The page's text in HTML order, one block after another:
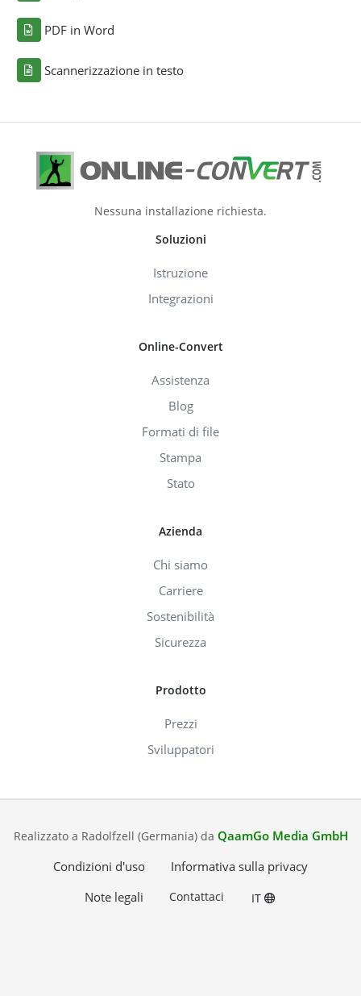
PDF in Word
Scannerizzazione in testo
Nessuna installazione richiesta.
Soluzioni
Istruzione
Integrazioni
Online-Convert
Assistenza
Blog
Formati di file
Stampa
Stato
Azienda
Chi siamo
Carriere
Sostenibilità
Sicurezza
Prodotto
Prezzi
Sviluppatori
Realizzato a Radolfzell (Germania) da QaamGo Media GmbH
Condizioni d'uso
Informativa sulla privacy
Note legali
Contattaci IT